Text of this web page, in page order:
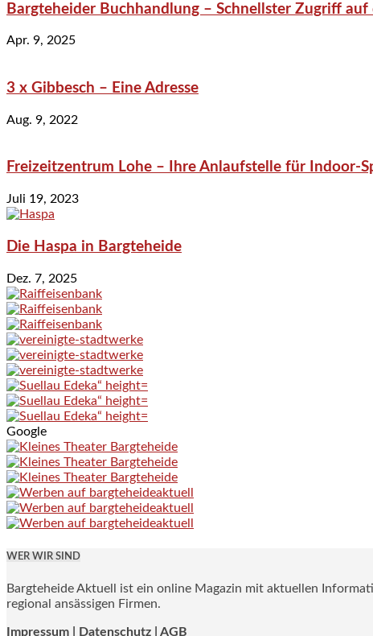
Bargteheider Buchhandlung – Schnellster Zugriff
Apr. 9, 2025
3 x Gibbesch – Eine Adresse
Aug. 9, 2022
Freizeitzentrum Lohe – Ihre Anlaufstelle für Indoor-
Juli 19, 2023
Die Haspa in Bargteheide
Dez. 7, 2025
Google
WER WIR SIND
Bargteheide Aktuell ist ein online Magazin mit aktuellen
regional ansässigen Firmen.
Impressum Datenschutz | AGB